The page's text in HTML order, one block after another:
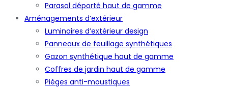
Parasol déporté haut de gamme
Aménagements d’extérieur
Luminaires d’extérieur design
Panneaux de feuillage synthétiques
Gazon synthétique haut de gamme
Coffres de jardin haut de gamme
Pièges anti-moustiques